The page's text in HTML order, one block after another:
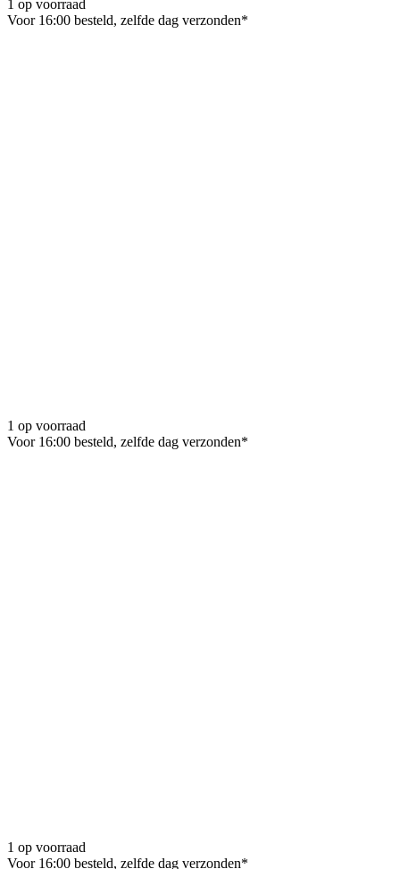
1 op voorraad
Voor 16:00 besteld, zelfde dag verzonden*
1 op voorraad
Voor 16:00 besteld, zelfde dag verzonden*
1 op voorraad
Voor 16:00 besteld, zelfde dag verzonden*